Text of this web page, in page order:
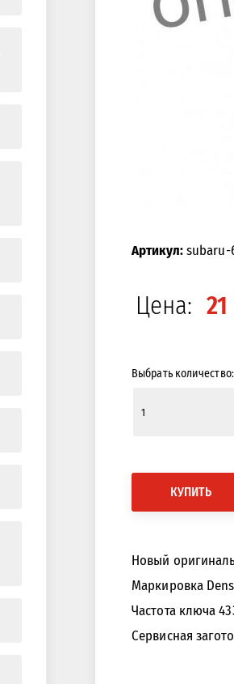
Артикул:subaru-
Цена:
Выбрать количество:
КУПИТЬ
Новый
Маркировка
Частота ключа
Сервисная